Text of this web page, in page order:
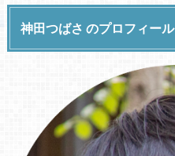
神田つばさ のプロフィール